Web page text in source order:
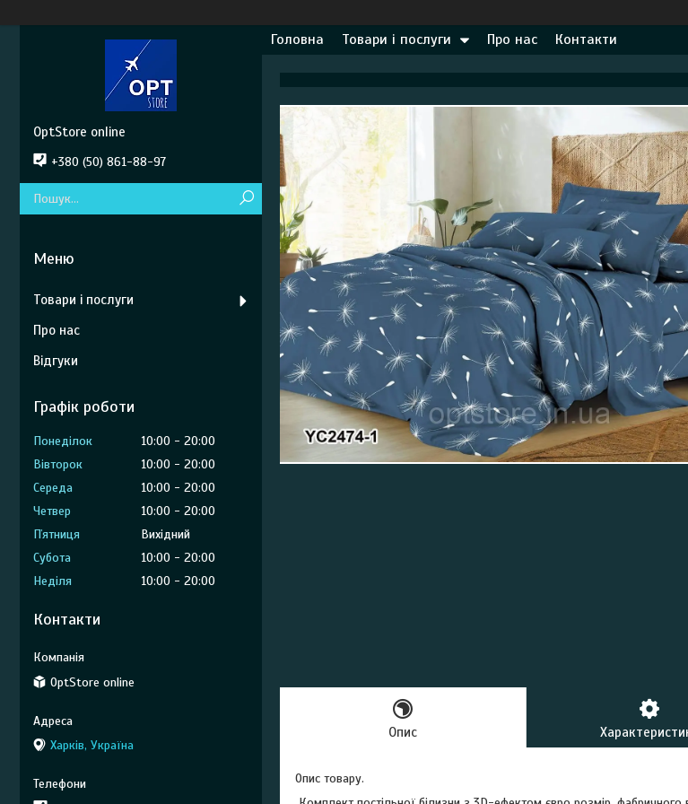
Головна Товари і послуги Про нас Контакти
Опис
Опис товару.
OptStore online
+380 (50) 861-88-97
Товари і послуги
Про нас
Відгуки
Графік роботи
Понеділок 10:00
20:00
Вівторок
10:00
20:00
Середа
10:00
20:00
Четвер
10:00
20:00
Пʼятниця
Вихідний
Субота
10:00
20:00
Неділя
10:00 20:00
Контакти
OptStore online
Харків, Україна